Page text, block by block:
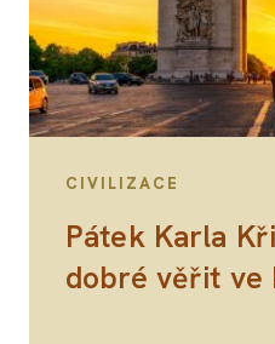
CIVILIZACE
Pátek Karla
dobré věřit ve